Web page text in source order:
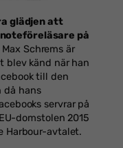
glädjen att
på
Max Schrems är
blev känd när han
till den
då hans
servrar på
domstolen 2015
Harbour-avtalet.